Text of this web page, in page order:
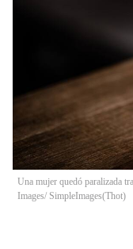
Una mujer quedó paralizada
Images/ SimpleImages(Thot)